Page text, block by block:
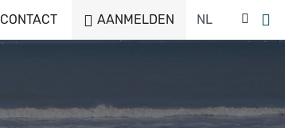
CONTACT AANMELDEN